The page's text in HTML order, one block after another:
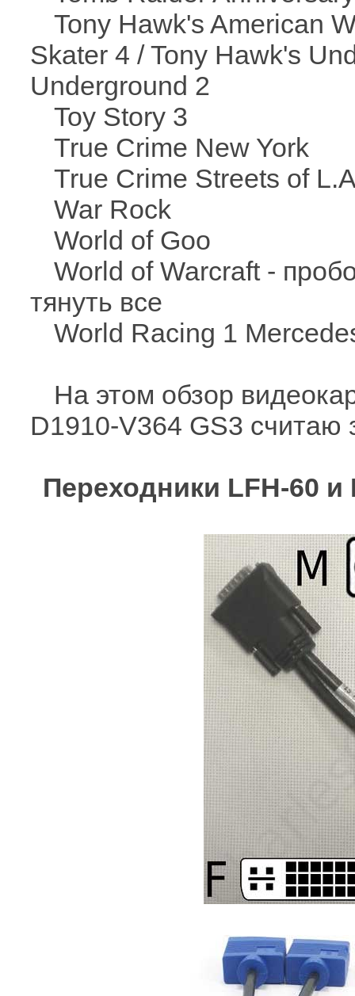
Tony Hawk's American
Skater 4 / Tony Hawk's
Underground 2
Toy Story 3
True Crime New York
True Crime Streets of
War Rock
World of Goo
World of Warcraft -
тянуть все
World Racing 1
На этом обзор
D1910-V364 GS3 считаю
Переходники LFH-60 и